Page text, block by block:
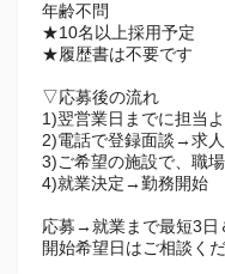
年齢不問
★10名以上採用予定
★履歴書は不要です
▽応募後の流れ
1)翌営業日までに担当
2)電話で登録面談→求
3)ご希望の施設で、職
4)就業決定→勤務開始
応募→就業まで最短3日
開始希望日はご相談く